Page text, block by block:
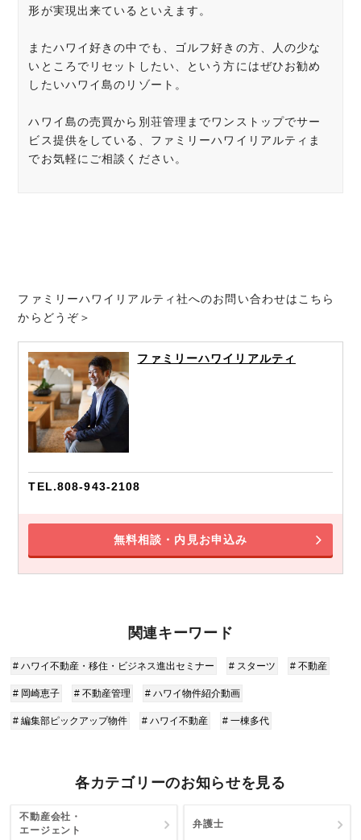
形が実現出来ているといえます。
またハワイ好きの中でも、ゴルフ好きの方、人の少な
いところでリセットしたい、という方にはぜひお勧め
したいハワイ島のリゾート。
ハワイ島の売買から別荘管理までワンストップでサー
ビス提供をしている、ファミリーハワイリアルティま
でお気軽にご相談ください。
ファミリーハワイリアルティ社へのお問い合わせはこちら
からどうぞ＞
ファミリーハワイリアルティ
TEL.808-943-2108
無料相談・内見お申込み
関連キーワード
# ハワイ不動産・移住・ビジネス進出セミナー # スターツ # 不動産
# 岡崎恵子 # 不動産管理 # ハワイ物件紹介動画
# 編集部ピックアップ物件 # ハワイ不動産 # 一棟多代
各カテゴリーのお知らせを見る
不動産会社・
エージェント
弁護士